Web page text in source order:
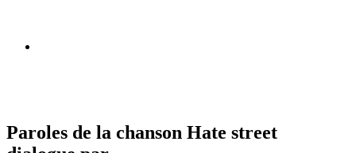
Paroles de la chanson Hate street